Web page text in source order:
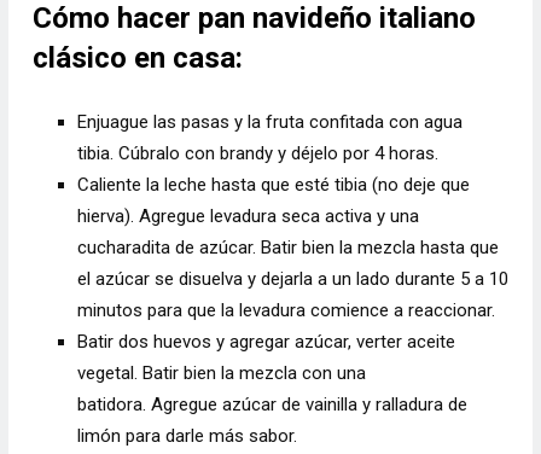
Cómo hacer pan navideño italiano
clásico en casa:
Enjuague las pasas y la fruta confitada con agua
tibia. Cúbralo con brandy y déjelo por 4 horas.
Caliente la leche hasta que esté tibia (no deje que
hierva). Agregue levadura seca activa y una
cucharadita de azúcar. Batir bien la mezcla hasta que
el azúcar se disuelva y dejarla a un lado durante 5 a 10
minutos para que la levadura comience a reaccionar.
Batir dos huevos y agregar azúcar, verter aceite
vegetal. Batir bien la mezcla con una
batidora. Agregue azúcar de vainilla y ralladura de
limón para darle más sabor.